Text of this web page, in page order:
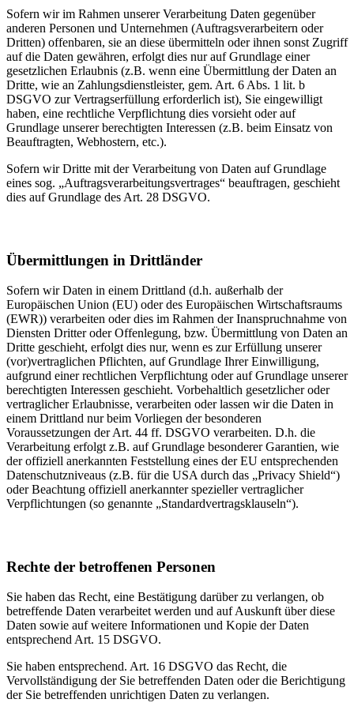
Sofern wir im Rahmen unserer Verarbeitung Daten gegenüber
anderen Personen und Unternehmen (Auftragsverarbeitern oder
Dritten) offenbaren, sie an diese übermitteln oder ihnen sonst Zugriff
auf die Daten gewähren, erfolgt dies nur auf Grundlage einer
gesetzlichen Erlaubnis (z.B. wenn eine Übermittlung der Daten an
Dritte, wie an Zahlungsdienstleister, gem. Art. 6 Abs. 1 lit. b
DSGVO zur Vertragserfüllung erforderlich ist), Sie eingewilligt
haben, eine rechtliche Verpflichtung dies vorsieht oder auf
Grundlage unserer berechtigten Interessen (z.B. beim Einsatz von
Beauftragten, Webhostern, etc.).
Sofern wir Dritte mit der Verarbeitung von Daten auf Grundlage
eines sog. „Auftragsverarbeitungsvertrages“ beauftragen, geschieht
dies auf Grundlage des Art. 28 DSGVO.
Übermittlungen in Drittländer
Sofern wir Daten in einem Drittland (d.h. außerhalb der
Europäischen Union (EU) oder des Europäischen Wirtschaftsraums
(EWR)) verarbeiten oder dies im Rahmen der Inanspruchnahme von
Diensten Dritter oder Offenlegung, bzw. Übermittlung von Daten an
Dritte geschieht, erfolgt dies nur, wenn es zur Erfüllung unserer
(vor)vertraglichen Pflichten, auf Grundlage Ihrer Einwilligung,
aufgrund einer rechtlichen Verpflichtung oder auf Grundlage unserer
berechtigten Interessen geschieht. Vorbehaltlich gesetzlicher oder
vertraglicher Erlaubnisse, verarbeiten oder lassen wir die Daten in
einem Drittland nur beim Vorliegen der besonderen
Voraussetzungen der Art. 44 ff. DSGVO verarbeiten. D.h. die
Verarbeitung erfolgt z.B. auf Grundlage besonderer Garantien, wie
der offiziell anerkannten Feststellung eines der EU entsprechenden
Datenschutzniveaus (z.B. für die USA durch das „Privacy Shield“)
oder Beachtung offiziell anerkannter spezieller vertraglicher
Verpflichtungen (so genannte „Standardvertragsklauseln“).
Rechte der betroffenen Personen
Sie haben das Recht, eine Bestätigung darüber zu verlangen, ob
betreffende Daten verarbeitet werden und auf Auskunft über diese
Daten sowie auf weitere Informationen und Kopie der Daten
entsprechend Art. 15 DSGVO.
Sie haben entsprechend. Art. 16 DSGVO das Recht, die
Vervollständigung der Sie betreffenden Daten oder die Berichtigung
der Sie betreffenden unrichtigen Daten zu verlangen.